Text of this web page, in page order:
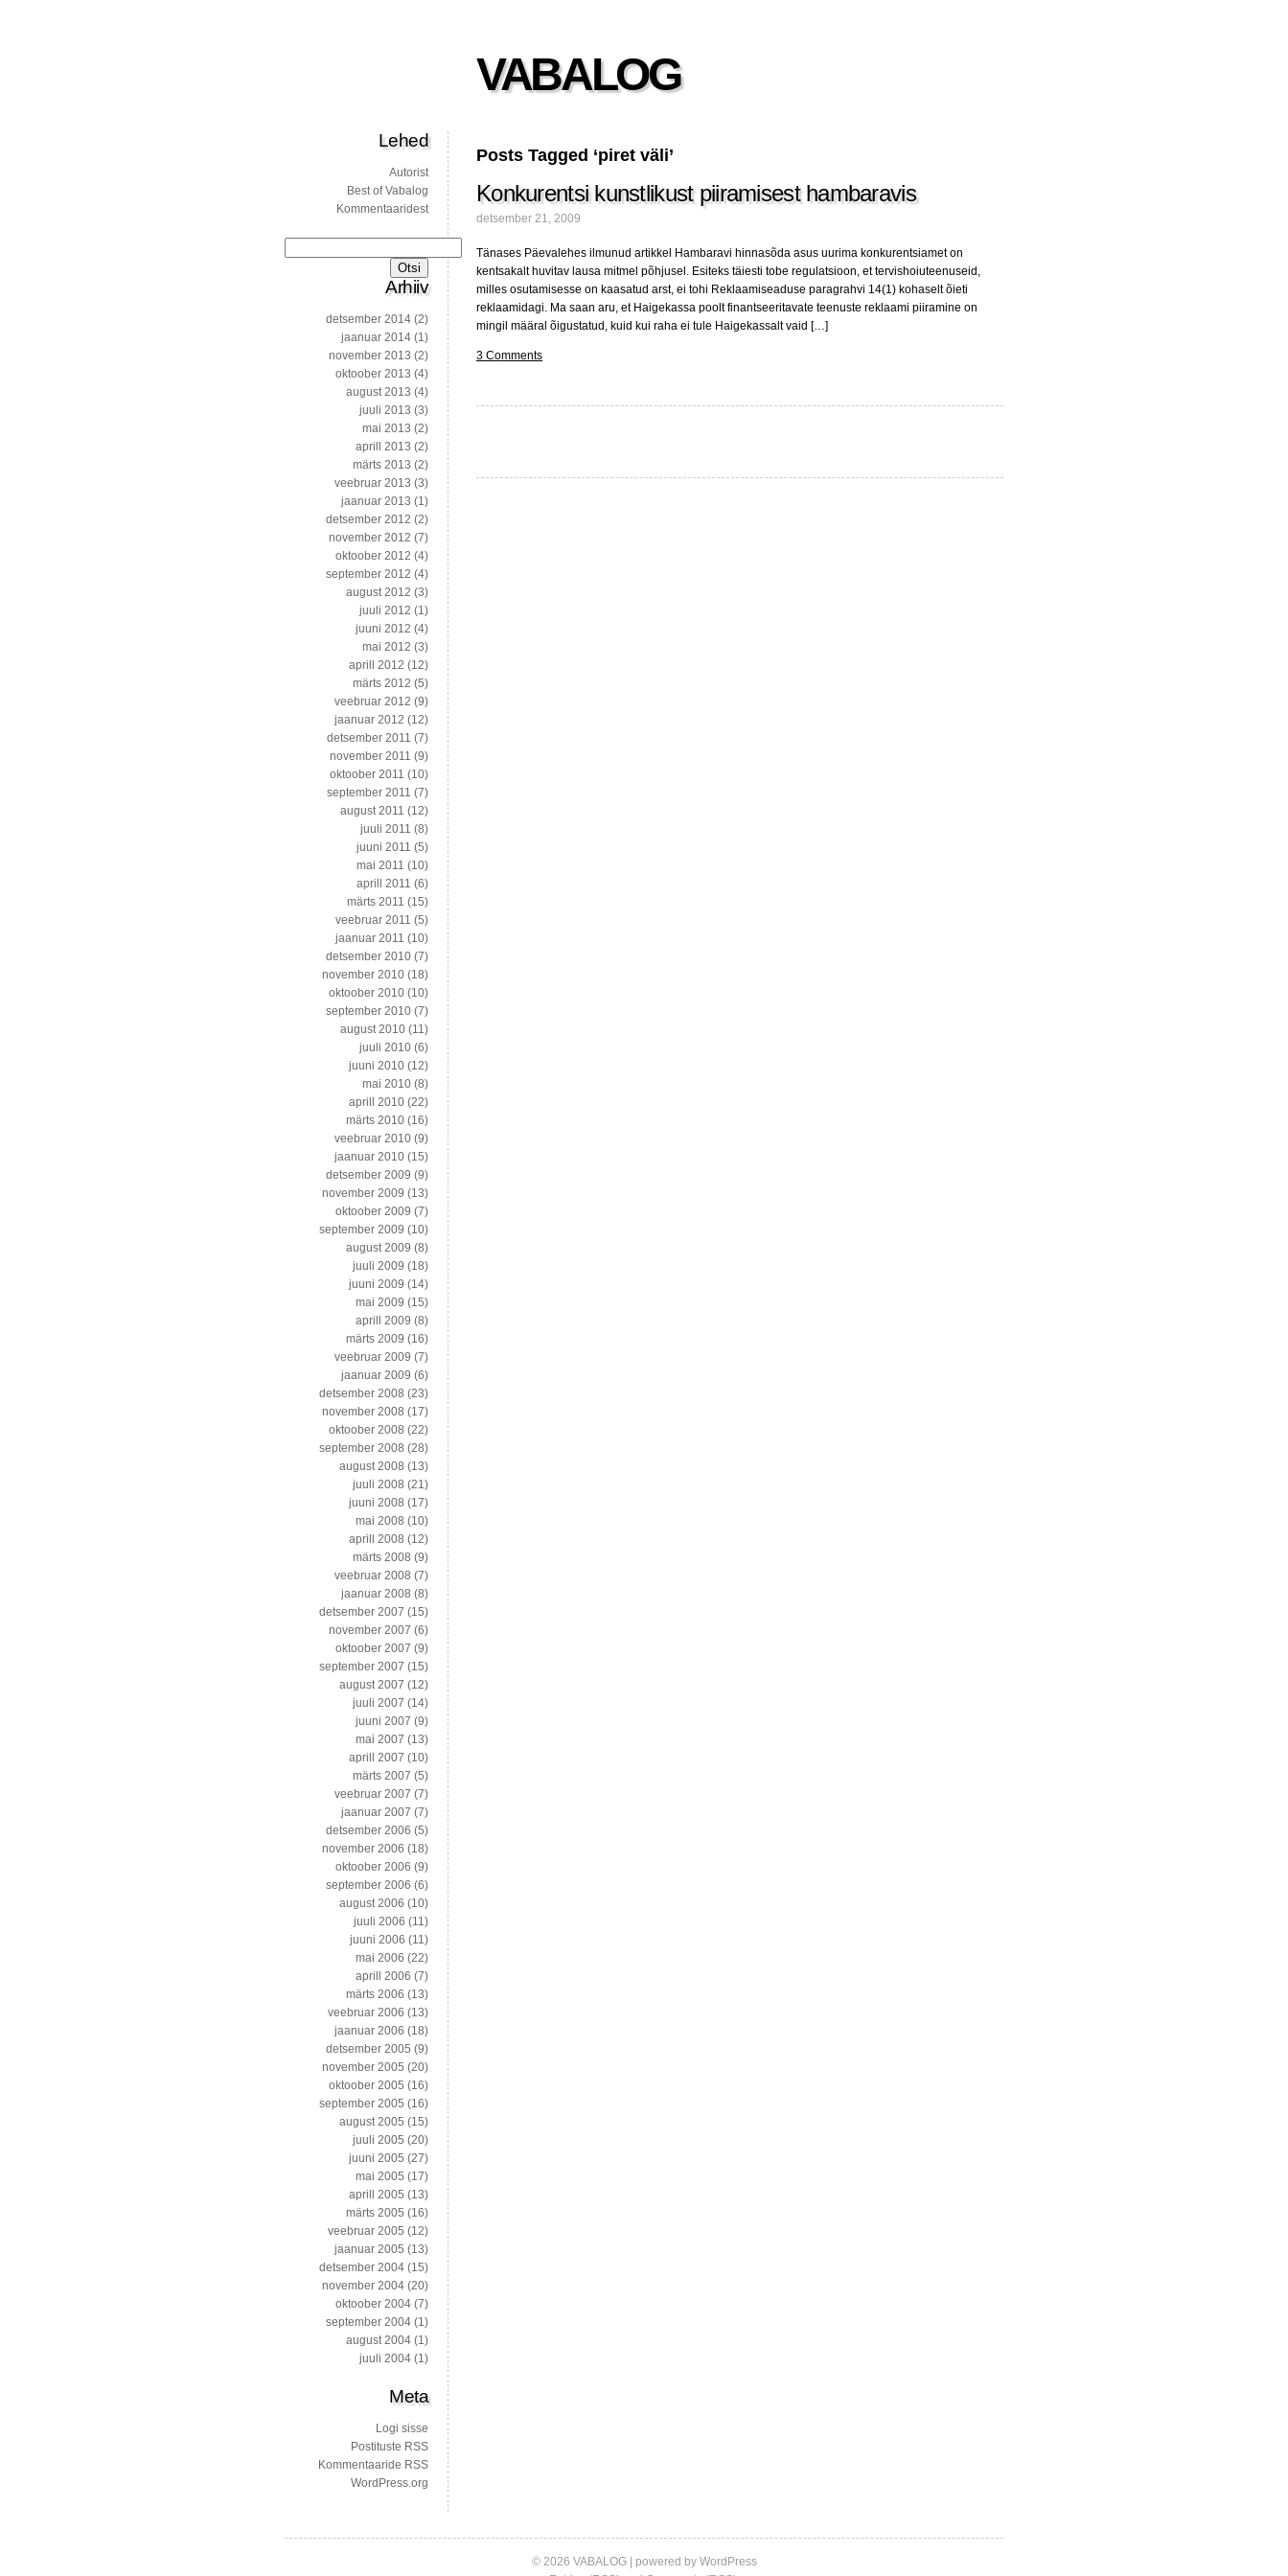
VABALOG
Posts Tagged ‘piret väli’
Konkurentsi kunstlikust piiramisest hambaravis
detsember 21, 2009
Tänases Päevalehes ilmunud artikkel Hambaravi hinnasõda asus uurima konkurentsiamet on
kentsakalt huvitav lausa mitmel põhjusel. Esiteks täiesti tobe regulatsioon, et tervishoiuteenuseid,
milles osutamisesse on kaasatud arst, ei tohi Reklaamiseaduse paragrahvi 14(1) kohaselt õieti
reklaamidagi. Ma saan aru, et Haigekassa poolt finantseeritavate teenuste reklaami piiramine on
mingil määral õigustatud, kuid kui raha ei tule Haigekassalt vaid […]
3 Comments
Lehed
Autorist
Best of Vabalog
Kommentaaridest
Arhiiv
detsember 2014 (2)
jaanuar 2014 (1)
november 2013 (2)
oktoober 2013 (4)
august 2013 (4)
juuli 2013 (3)
mai 2013 (2)
aprill 2013 (2)
märts 2013 (2)
veebruar 2013 (3)
jaanuar 2013 (1)
detsember 2012 (2)
november 2012 (7)
oktoober 2012 (4)
september 2012 (4)
august 2012 (3)
juuli 2012 (1)
juuni 2012 (4)
mai 2012 (3)
aprill 2012 (12)
märts 2012 (5)
veebruar 2012 (9)
jaanuar 2012 (12)
detsember 2011 (7)
november 2011 (9)
oktoober 2011 (10)
september 2011 (7)
august 2011 (12)
juuli 2011 (8)
juuni 2011 (5)
mai 2011 (10)
aprill 2011 (6)
märts 2011 (15)
veebruar 2011 (5)
jaanuar 2011 (10)
detsember 2010 (7)
november 2010 (18)
oktoober 2010 (10)
september 2010 (7)
august 2010 (11)
juuli 2010 (6)
juuni 2010 (12)
mai 2010 (8)
aprill 2010 (22)
märts 2010 (16)
veebruar 2010 (9)
jaanuar 2010 (15)
detsember 2009 (9)
november 2009 (13)
oktoober 2009 (7)
september 2009 (10)
august 2009 (8)
juuli 2009 (18)
juuni 2009 (14)
mai 2009 (15)
aprill 2009 (8)
märts 2009 (16)
veebruar 2009 (7)
jaanuar 2009 (6)
detsember 2008 (23)
november 2008 (17)
oktoober 2008 (22)
september 2008 (28)
august 2008 (13)
juuli 2008 (21)
juuni 2008 (17)
mai 2008 (10)
aprill 2008 (12)
märts 2008 (9)
veebruar 2008 (7)
jaanuar 2008 (8)
detsember 2007 (15)
november 2007 (6)
oktoober 2007 (9)
september 2007 (15)
august 2007 (12)
juuli 2007 (14)
juuni 2007 (9)
mai 2007 (13)
aprill 2007 (10)
märts 2007 (5)
veebruar 2007 (7)
jaanuar 2007 (7)
detsember 2006 (5)
november 2006 (18)
oktoober 2006 (9)
september 2006 (6)
august 2006 (10)
juuli 2006 (11)
juuni 2006 (11)
mai 2006 (22)
aprill 2006 (7)
märts 2006 (13)
veebruar 2006 (13)
jaanuar 2006 (18)
detsember 2005 (9)
november 2005 (20)
oktoober 2005 (16)
september 2005 (16)
august 2005 (15)
juuli 2005 (20)
juuni 2005 (27)
mai 2005 (17)
aprill 2005 (13)
märts 2005 (16)
veebruar 2005 (12)
jaanuar 2005 (13)
detsember 2004 (15)
november 2004 (20)
oktoober 2004 (7)
september 2004 (1)
august 2004 (1)
juuli 2004 (1)
Meta
Logi sisse
Postituste RSS
Kommentaaride RSS
WordPress.org
© 2026 VABALOG | powered by WordPress